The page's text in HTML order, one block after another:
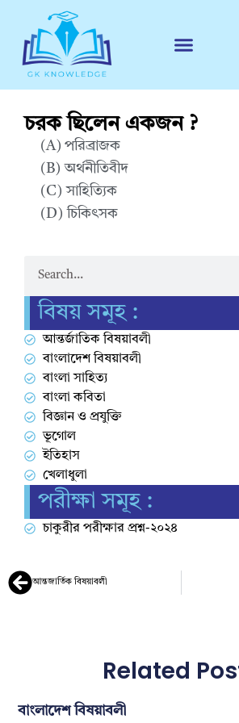
চরক ছিলেন একজন ?
(A) পরিব্রাজক
(B) অর্থনীতিবীদ
(C) সাহিত্যিক
(D) চিকিৎসক
বিষয় সমূহ :
আন্তর্জাতিক বিষয়াবলী
বাংলাদেশ বিষয়াবলী
বাংলা সাহিত্য
বাংলা কবিতা
বিজ্ঞান ও প্রযুক্তি
ভূগোল
ইতিহাস
খেলাধুলা
পরীক্ষা সমূহ :
চাকুরীর পরীক্ষার প্রশ্ন-২০২৪
আন্তজার্তিক বিষয়াবলী
Related
বাংলাদেশ বিষয়াবলী